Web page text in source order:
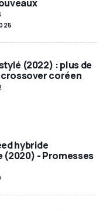
(2022) : plus de
coréen
hybride
(2020) - Promesses